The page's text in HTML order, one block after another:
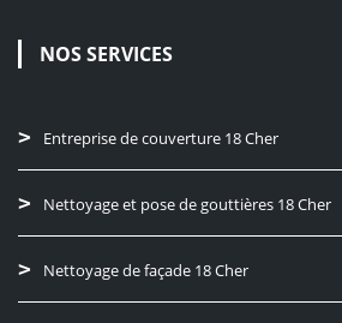
NOS SERVICES
Entreprise de couverture 18 Cher
Nettoyage et pose de gouttières 18 Cher
Nettoyage de façade 18 Cher